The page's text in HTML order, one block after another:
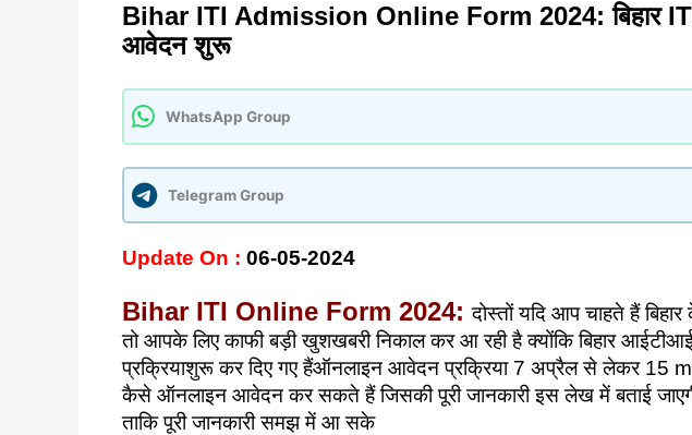
Bihar ITI Admission Online Form 2024: बिहार
आवेदन शुरू
WhatsApp Group
Telegram Group
Update On : 06-05-2024
Bihar ITI Online Form 2024: दोस्तों यदि आप चाहते हैं
तो आपके लिए काफी बड़ी खुशखबरी निकाल कर आ रही है क्योंकि बिहार
प्रक्रियाशुरू कर दिए गए हैंऑनलाइन आवेदन प्रक्रिया 7 अप्रैल से लेकर 15
कैसे ऑनलाइन आवेदन कर सकते हैं जिसकी पूरी जानकारी इस लेख में बताई
ताकि पूरी जानकारी समझ में आ सके